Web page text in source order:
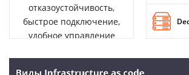
отказоустойчивость,
быстрое подключение,
удобное управление